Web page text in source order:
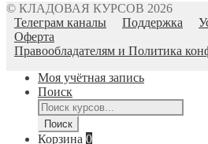
© КЛАДОВАЯ КУРСОВ 2026
Телеграм каналы
Поддержка
Оферта
Правообладателям и Политика
Моя учётная запись
Поиск
Поиск
товаров
Поиск
Корзина 0